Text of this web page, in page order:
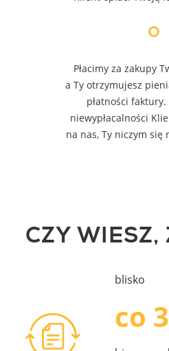
Płacimy za zakupy
a Ty otrzymujesz
płatności faktury.
niewypłacalności
na nas, Ty niczym się
CZY WIESZ,
blisko
co 3